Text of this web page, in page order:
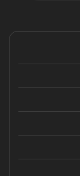
کانادا